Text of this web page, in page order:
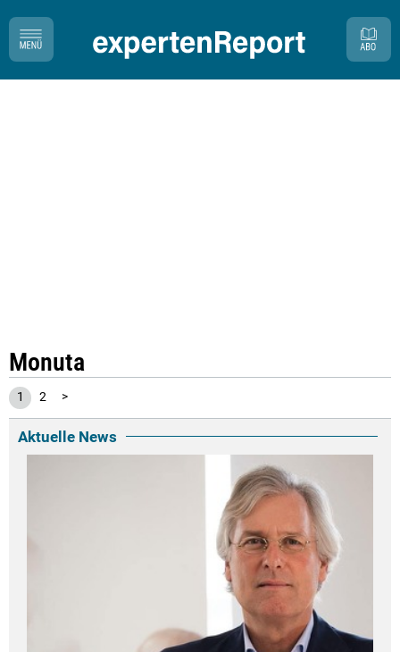
Monuta
1 2 >
Aktuelle News